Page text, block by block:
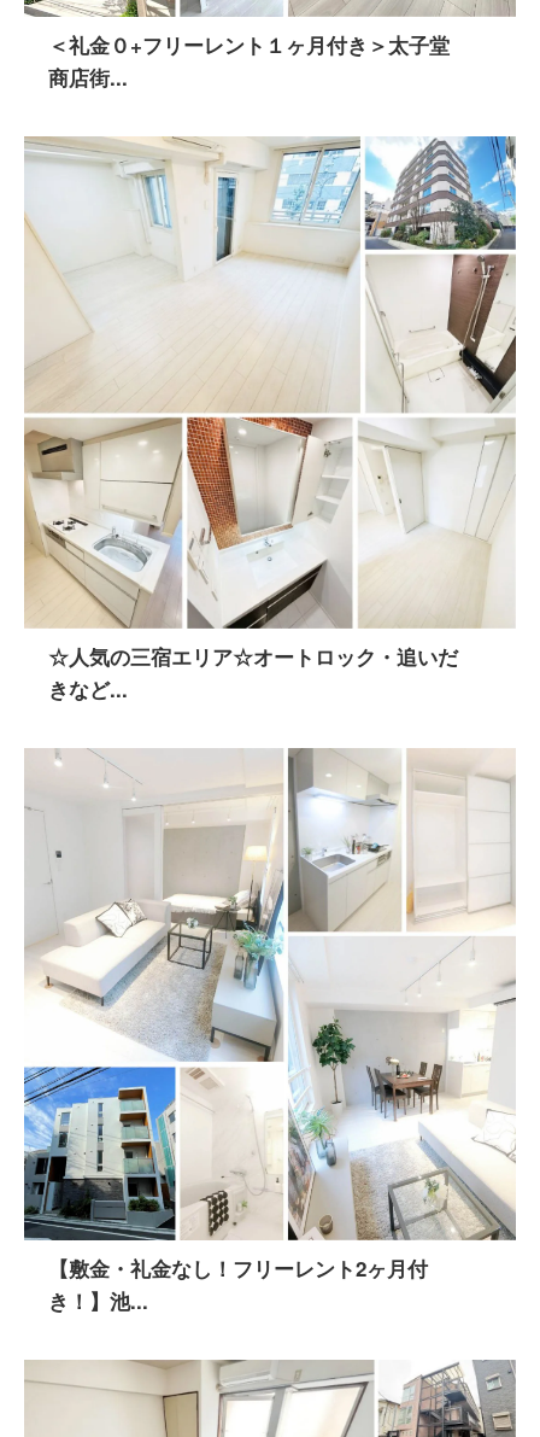
＜礼金０+フリーレント１ヶ月付き＞太子堂
商店街...
☆人気の三宿エリア☆オートロック・追いだ
きなど...
【敷金・礼金なし！フリーレント2ヶ月付
き！】池...